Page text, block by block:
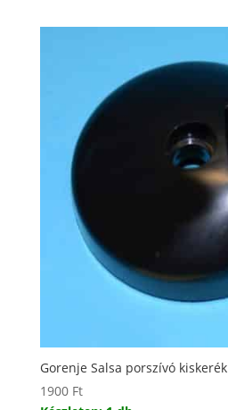
Gorenje Salsa porszívó kiskerék
1900 Ft